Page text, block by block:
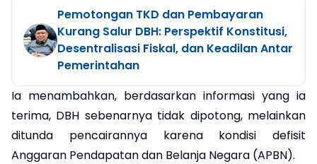
Pemotongan TKD dan Pembayaran
Kurang Salur DBH: Perspektif Konstitusi,
Desentralisasi Fiskal, dan Keadilan Antar
Pemerintahan
Ia menambahkan, berdasarkan informasi yang ia
terima, DBH sebenarnya tidak dipotong, melainkan
ditunda pencairannya karena kondisi defisit
Anggaran Pendapatan dan Belanja Negara (APBN).